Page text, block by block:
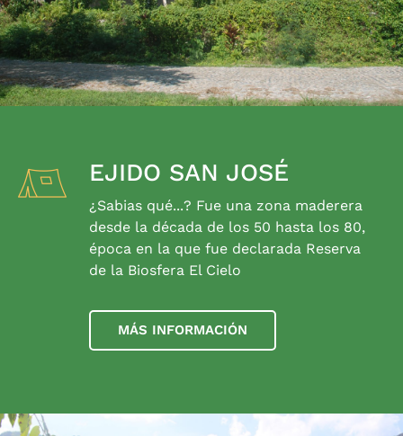
EJIDO SAN JOSÉ
¿Sabias qué...? Fue una zona maderera
desde la década de los 50 hasta los 80,
época en la que fue declarada Reserva
de la Biosfera El Cielo
MÁS INFORMACIÓN